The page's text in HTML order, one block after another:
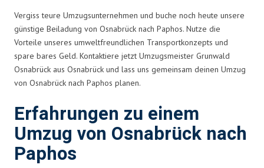
Vergiss teure Umzugsunternehmen und buche noch heute unsere
günstige Beiladung von Osnabrück nach Paphos. Nutze die
Vorteile unseres umweltfreundlichen Transportkonzepts und
spare bares Geld. Kontaktiere jetzt Umzugsmeister Grunwald
Osnabrück aus Osnabrück und lass uns gemeinsam deinen Umzug
von Osnabrück nach Paphos planen.
Erfahrungen zu einem
Umzug von Osnabrück nach
Paphos